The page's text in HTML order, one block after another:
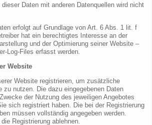
Daten mit anderen Datenquellen wird nicht
erfolgt auf Grundlage von Art. 6 Abs. 1 lit. f
hat ein berechtigtes Interesse an der
und der Optimierung seiner Website –
Log-Files erfasst werden.
Website
Website registrieren, um zusätzliche
zu nutzen. Die dazu eingegebenen Daten
der Nutzung des jeweiligen Angebotes
sich registriert haben. Die bei der Registrierung
müssen vollständig angegeben werden.
Registrierung ablehnen.